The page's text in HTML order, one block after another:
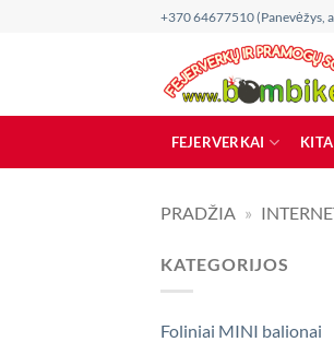
+370 64677510 (Panevėžys,
FEJERVERKAI
PRADŽIA »
KATEGORIJOS
Foliniai MINI balionai